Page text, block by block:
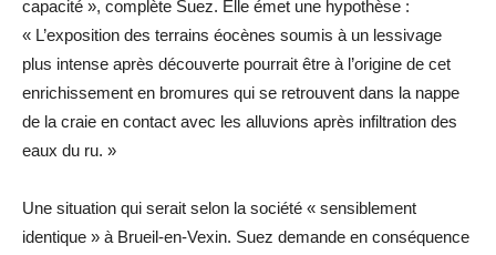
capacité », complète Suez. Elle émet une hypothèse :
« L’exposition des terrains éocènes soumis à un lessivage
plus intense après découverte pourrait être à l’origine de cet
enrichissement en bromures qui se retrouvent dans la nappe
de la craie en contact avec les alluvions après infiltration des
eaux du ru. »
Une situation qui serait selon la société « sensiblement
identique » à Brueil-en-Vexin. Suez demande en conséquence